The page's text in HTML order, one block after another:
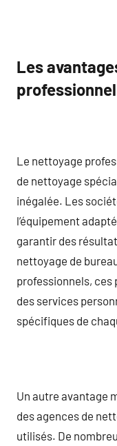
Les
professionnel
Le nettoyage
de nettoyage
inégalée. Les
l’équipement
garantir des
nettoyage de
professionnels,
des services
spécifiques de
Un autre avantage
des agences de
utilisés. De